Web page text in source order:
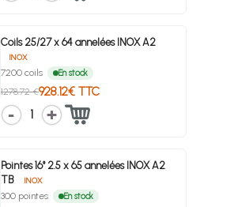
Coils 25/27 x 64 annelées INOX A2
INOX
7200 coils En stock
1278.72 €928.12€ TTC
1
Pointes 16° 2.5 x 65 annelées INOX A2
TB
INOX
300 pointes En stock